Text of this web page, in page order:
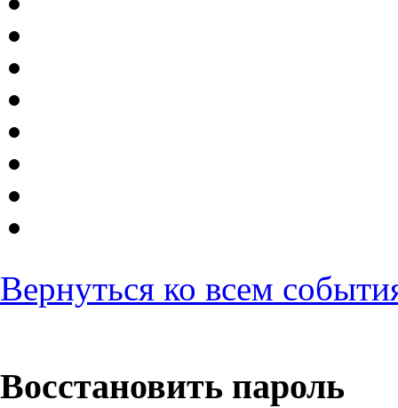
Вернуться ко всем
Восстановить пароль